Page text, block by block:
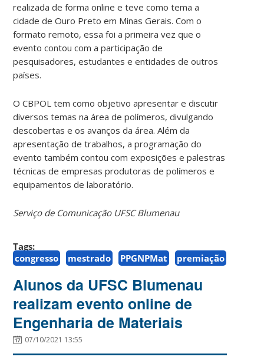
realizada de forma online e teve como tema a
cidade de Ouro Preto em Minas Gerais. Com o
formato remoto, essa foi a primeira vez que o
evento contou com a participação de
pesquisadores, estudantes e entidades de outros
países.
O CBPOL tem como objetivo apresentar e discutir
diversos temas na área de polímeros, divulgando
descobertas e os avanços da área. Além da
apresentação de trabalhos, a programação do
evento também contou com exposições e palestras
técnicas de empresas produtoras de polímeros e
equipamentos de laboratório.
Serviço de Comunicação UFSC Blumenau
Tags:
congresso
mestrado PPGNPMat premiação
Alunos da UFSC Blumenau
realizam evento online de
Engenharia de Materiais
07/10/2021 13:55